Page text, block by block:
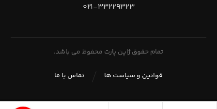
۰۲۱-۳۳۲۲۹۳۲۳
تمام حقوق ژاپن پارت محفوظ می باشد.
تماس با ما قوانین و سیاست ها